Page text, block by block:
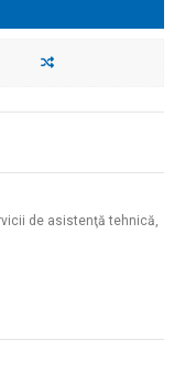
de asistenţă tehnică,